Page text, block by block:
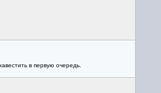
в первую очередь.